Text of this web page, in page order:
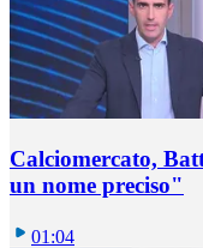
Calciomercato,
un nome preciso"
01:04